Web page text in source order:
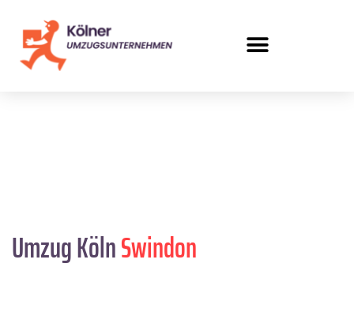
Umzug KölnSwindon